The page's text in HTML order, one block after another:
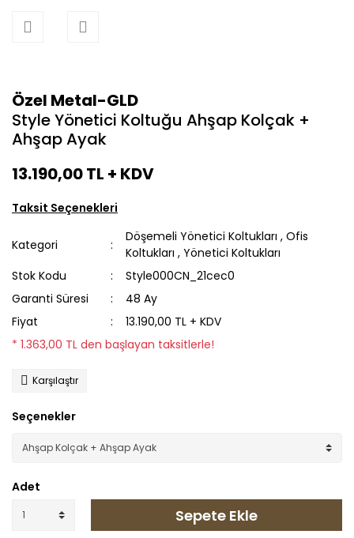
Özel Metal-GLD
Style Yönetici Koltuğu Ahşap Kolçak +
Ahşap Ayak
13.190,00 TL + KDV
Taksit Seçenekleri
Kategori
Döşemeli Yönetici Koltukları ,Ofis
Koltukları ,Yönetici Koltukları
Stok Kodu
Style000CN_21cec0
Garanti Süresi
48 Ay
Fiyat
13.190,00 TL + KDV
* 1.363,00 TL den başlayan taksitlerle!
Karşılaştır
Seçenekler
Adet
Sepete Ekle